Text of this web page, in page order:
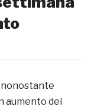
nonostante
aumento dei